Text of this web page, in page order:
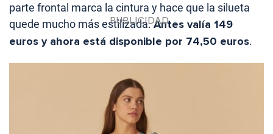
parte frontal marca la cintura y hace que la silueta
quede mucho más estilizada.Antes valía 149
euros y ahora está disponible por 74,50 euros.